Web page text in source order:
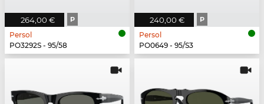
264,00 € P
Persol
PO3292S - 95/58
240,00 € P
Persol
PO0649 - 95/S3